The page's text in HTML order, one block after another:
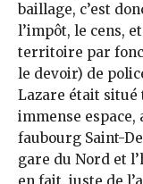
baillage, c’est
l’impôt, le cens,
territoire par
le devoir) de
Lazare était situé
immense espace,
faubourg Saint-
gare du Nord et